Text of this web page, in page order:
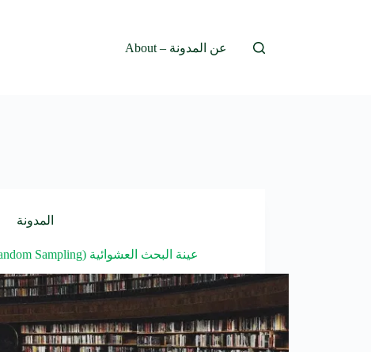
About – عن المدونة
المدونة
(Random Sampling) عينة البحث العشوائية